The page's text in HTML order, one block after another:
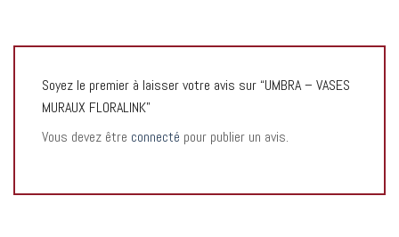
Soyez le premier à laisser votre avis sur “UMBRA – VASES
MURAUX FLORALINK”
Vous devez être connecté pour publier un avis.